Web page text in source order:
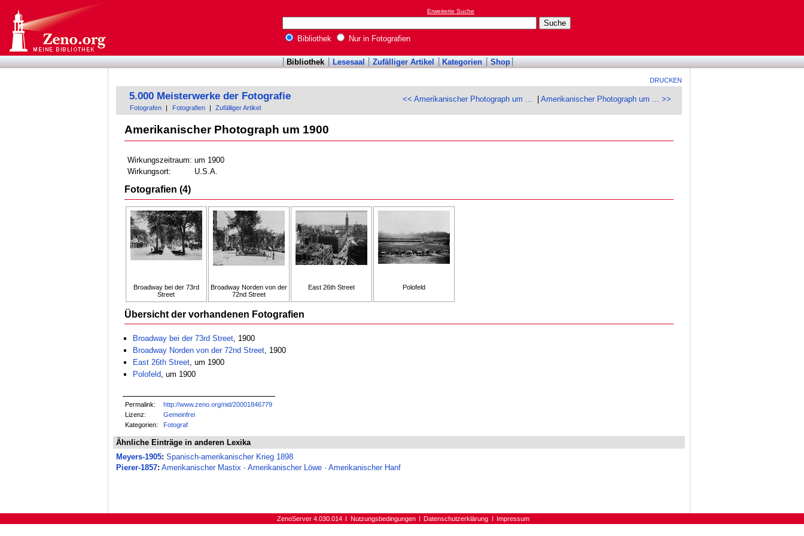
Erweiterte Suche
Bibliothek Nur in Fotografien
Bibliothek Lesesaal Zufälliger Artikel Kategorien Shop
DRUCKEN
<< Amerikanischer Photograph um ... |Amerikanischer Photograph um ... >>
5.000 Meisterwerke der Fotografie
Fotografen Fotografien Zufälliger Artikel
Amerikanischer Photograph um 1900
Wirkungszeitraum: um 1900
Wirkungsort:
U.S.A.
Fotografien (4)
Broadway bei der 73rd
Street
Broadway Norden von der
72nd Street
East 26th Street Polofeld
Übersicht der vorhandenen Fotografien
Broadway bei der 73rd Street, 1900
Broadway Norden von der 72nd Street, 1900
East 26th Street, um 1900
Polofeld , um 1900
Permalink:
http://www.zeno.org/nid/20001846779
Lizenz:
Gemeinfrei
Kategorien:
Fotograf
Ähnliche Einträge in anderen Lexika
Meyers-1905: Spanisch-amerikanischer Krieg 1898
Pierer-1857: Amerikanischer Mastix ·Amerikanischer Löwe ·Amerikanischer Hanf
ZenoServer 4.030.014 Nutzungsbedingungen Datenschutzerklärung Impressum